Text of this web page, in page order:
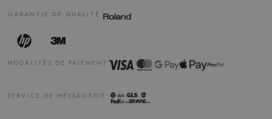
GARANTIE DE QUALITÉ
SERVICE DE MESSAGERIE
MODALITÉS DE PAIEMENT